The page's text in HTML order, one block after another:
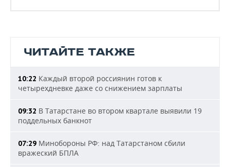
ЧИТАЙТЕ ТАКЖЕ
10:22 Каждый второй россиянин готов к
четырехдневке даже со снижением зарплаты
09:32 В Татарстане во втором квартале выявили 19
поддельных банкнот
07:29 Минобороны РФ: над Татарстаном сбили
вражеский БПЛА